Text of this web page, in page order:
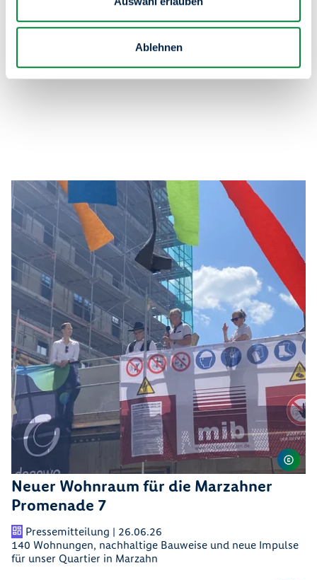
Ablehnen
Neuer Wohnraum für die Marzahner
Promenade 7
Pressemitteilung | 26.06.26
140 Wohnungen, nachhaltige Bauweise und neue Impulse
für unser Quartier in Marzahn